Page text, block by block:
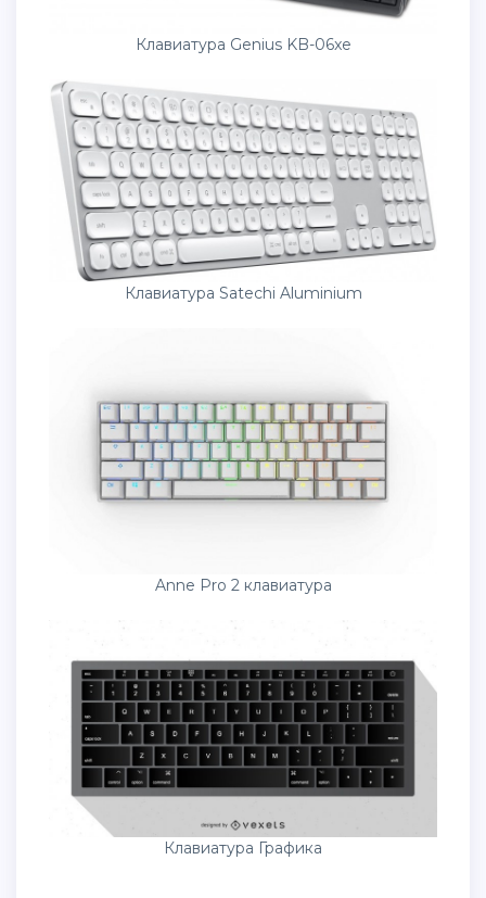
Клавиатура Genius KB-06xe
Клавиатура Satechi Aluminium
Anne Pro 2 клавиатура
Клавиатура Графика